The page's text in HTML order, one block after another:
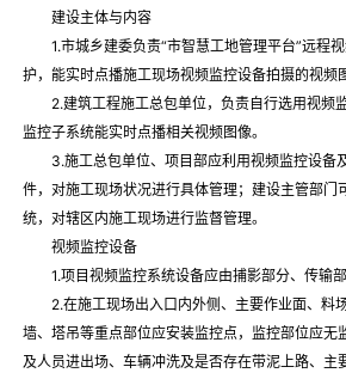
建设主体与内容
1.市城乡建委负责“市智慧工地管理平台”远程
护，能实时点播施工现场视频监控设备拍摄的视频
2.建筑工程施工总包单位，负责自行选用视频
监控子系统能实时点播相关视频图像。
3.施工总包单位、项目部应利用视频监控设备
件，对施工现场状况进行具体管理；建设主管部门
统，对辖区内施工现场进行监督管理。
视频监控设备
1.项目视频监控系统设备应由捕影部分、传输部
2.在施工现场出入口内外侧、主要作业面、料
墙、塔吊等重点部位应安装监控点，监控部位应无
及人员进出场、车辆冲洗及是否存在带泥上路、主